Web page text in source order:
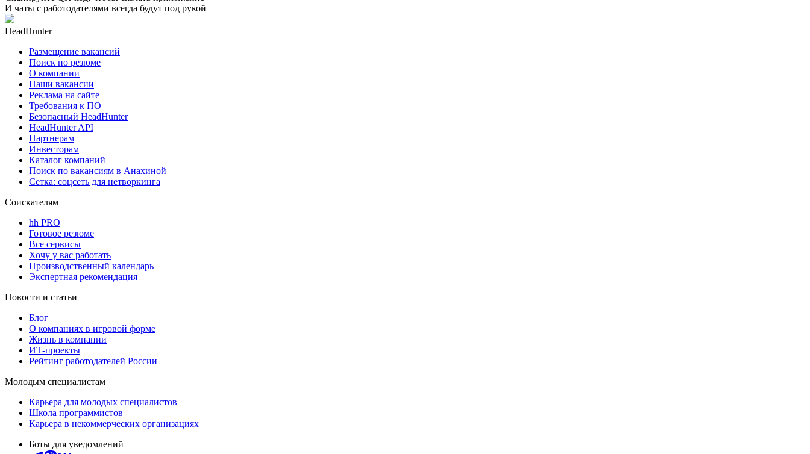
И чаты с работодателями всегда будут под рукой
HeadHunter
Размещение вакансий
Поиск по резюме
О компании
Наши вакансии
Реклама на сайте
Требования к ПО
Безопасный HeadHunter
HeadHunter API
Партнерам
Инвесторам
Каталог компаний
Поиск по вакансиям в Анахиной
Сетка: соцсеть для нетворкинга
Соискателям
hh PRO
Готовое резюме
Все сервисы
Хочу у вас работать
Производственный календарь
Экспертная рекомендация
Новости и статьи
Блог
О компаниях в игровой форме
Жизнь в компании
ИТ-проекты
Рейтинг работодателей России
Молодым специалистам
Карьера для молодых специалистов
Школа программистов
Карьера в некоммерческих организациях
Боты для уведомлений